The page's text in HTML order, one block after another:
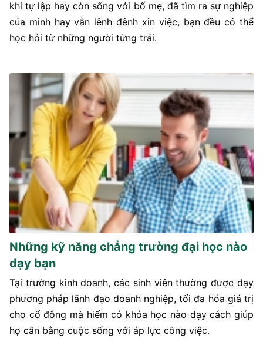
khi tự lập hay còn sống với bố mẹ, đã tìm ra sự nghiệp
của mình hay vẫn lênh đênh xin việc, bạn đều có thể
học hỏi từ những người từng trải.
Những kỹ năng chẳng trường đại học nào
dạy bạn
Tại trường kinh doanh, các sinh viên thường được dạy
phương pháp lãnh đạo doanh nghiệp, tối đa hóa giá trị
cho cổ đông mà hiếm có khóa học nào dạy cách giúp
họ cân bằng cuộc sống với áp lực công việc.